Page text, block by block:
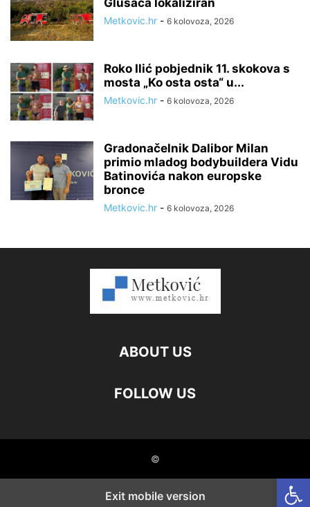
Metkovic.hr - 6 kolovoza, 2026
Roko Ilić pobjednik 11. skokova s
mosta „Ko osta osta“ u...
Metkovic.hr - 6 kolovoza, 2026
Gradonačelnik Dalibor Milan
primio mladog bodybuildera Vidu
Batinovića nakon europske
bronce
Metkovic.hr - 6 kolovoza, 2026
ABOUT US
FOLLOW US
©
Exit mobile version